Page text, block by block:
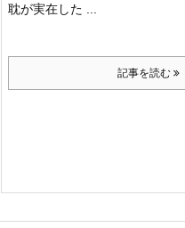
耽が実在した ...
記事を読む